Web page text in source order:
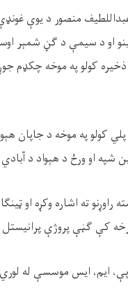
منصور د یوې
او د سیمې د ګڼ شمېر
ذخیره کولو په موخه چکډم
پلي کولو په موخه د
شپه او ورځ د هېواد د
راوړنو ته اشاره وکړه او
برخه کې ګڼې پروژې
پې، ایم، ایس موسسې له